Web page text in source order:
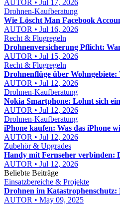
AUTOR • Jul 17, 2026
Drohnen-Kaufberatung
Wie Löscht Man Facebook
AUTOR • Jul 16, 2026
Recht & Flugregeln
Drohnenversicherung Pflicht:
AUTOR • Jul 15, 2026
Recht & Flugregeln
Drohnenflüge über
AUTOR • Jul 12, 2026
Drohnen-Kaufberatung
Nokia Smartphone: Lohnt sich
AUTOR • Jul 12, 2026
Drohnen-Kaufberatung
iPhone kaufen: Was das iPhone
AUTOR • Jul 12, 2026
Zubehör & Upgrades
Handy mit Fernseher verbinden:
AUTOR • Jul 12, 2026
Beliebte Beiträge
Einsatzbereiche & Projekte
Drohnen im
AUTOR • May 09, 2025